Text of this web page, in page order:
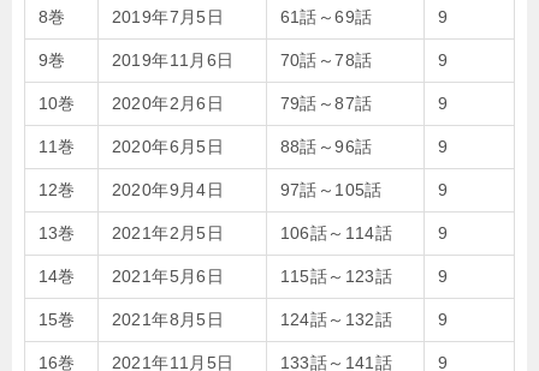
8巻 2019年7月5日 61話～69話 9
9巻 2019年11月6日 70話～78話 9
10巻 2020年2月6日 79話～87話 9
11巻 2020年6月5日 88話～96話 9
12巻 2020年9月4日 97話～105話 9
13巻 2021年2月5日 106話～114話 9
14巻 2021年5月6日 115話～123話 9
15巻 2021年8月5日 124話～132話 9
16巻 2021年11月5日 133話～141話 9